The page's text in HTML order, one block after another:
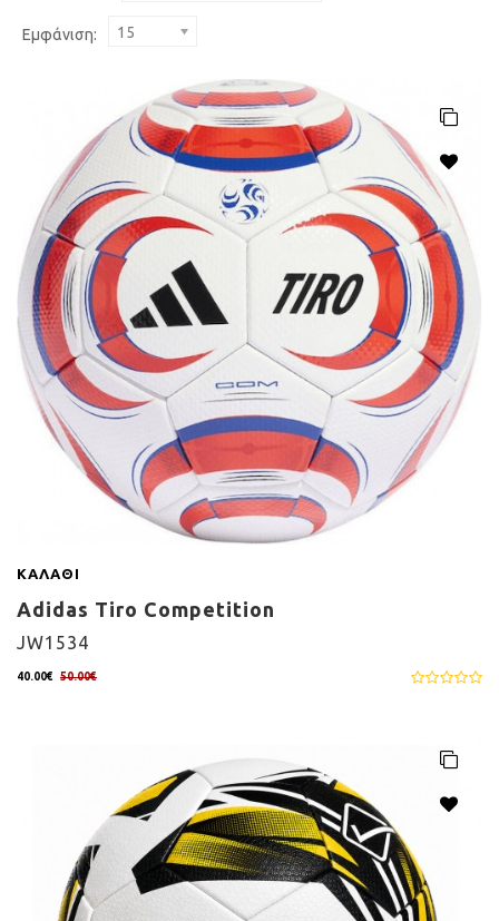
Εμφάνιση: 15
ΚΑΛΆΘΙ
Adidas Tiro Competition
JW1534
40.00€ 50.00€